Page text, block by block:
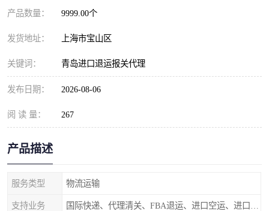
产品数量： 9999.00个
发货地址： 上海市宝山区
关键词： 青岛进口退运报关代理
发布日期： 2026-08-06
阅 读 量： 267
产品描述
服务类型 物流运输
支持业务